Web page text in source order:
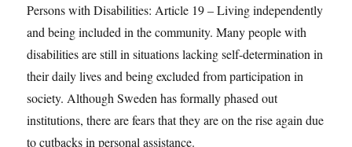
Persons with Disabilities: Article 19 – Living independently
and being included in the community. Many people with
disabilities are still in situations lacking self-determination in
their daily lives and being excluded from participation in
society. Although Sweden has formally phased out
institutions, there are fears that they are on the rise again due
to cutbacks in personal assistance.